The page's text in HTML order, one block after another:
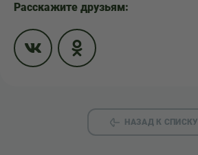
Расскажите друзьям:
НАЗАД К СПИСКУ